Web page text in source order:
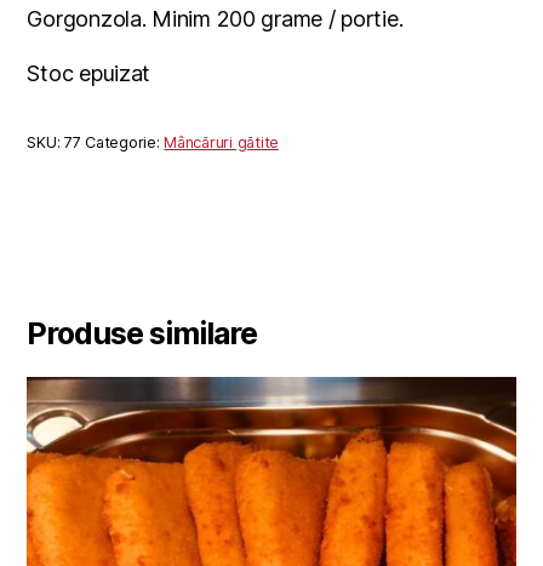
Gorgonzola. Minim 200 grame / portie.
Stoc epuizat
SKU:77 Categorie:Mâncăruri gătite
Produse similare